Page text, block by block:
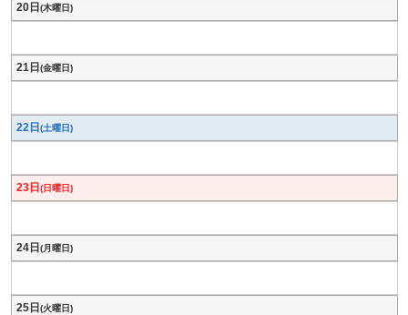
20日 (木曜日)
21日 (金曜日)
22日 (土曜日)
23日 (日曜日)
24日 (月曜日)
25日 (火曜日)